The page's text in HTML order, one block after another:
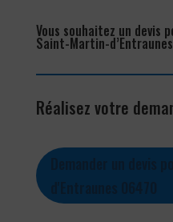
Vous souhaitez un devis
Saint-Martin-
Réalisez votre